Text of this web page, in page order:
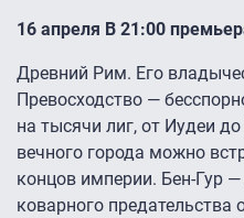
16 апреля В 21:00
Древний Рим. Его
Превосходство —
на тысячи лиг, от Иудеи
вечного города можно
концов империи. Бен-Гур —
коварного предательства